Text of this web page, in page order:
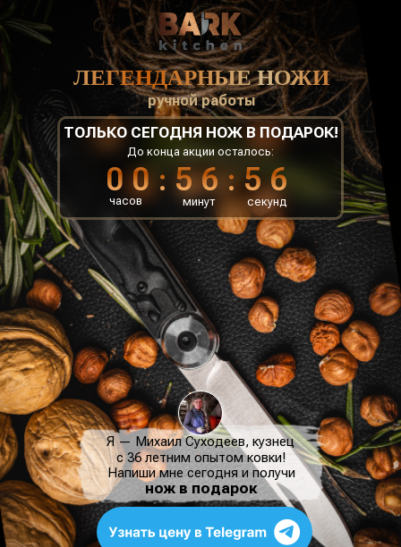
ручной работы
Я — Михаил Суходеев, кузнец
с 36 летним опытом ковки!
00:56:55
часов минут секунд
Напиши мне сегодня и получи
До конца акции осталось:
ТОЛЬКО СЕГОДНЯ НОЖ В ПОДАРОК!
нож в подарок
ЛЕГЕНДАРНЫЕ НОЖИ